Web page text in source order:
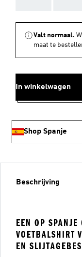
Valt normaal.
maat te
In winkelwagen
Shop Spanje
Beschrijving
EEN OP SPANJE
VOETBALSHIRT
EN